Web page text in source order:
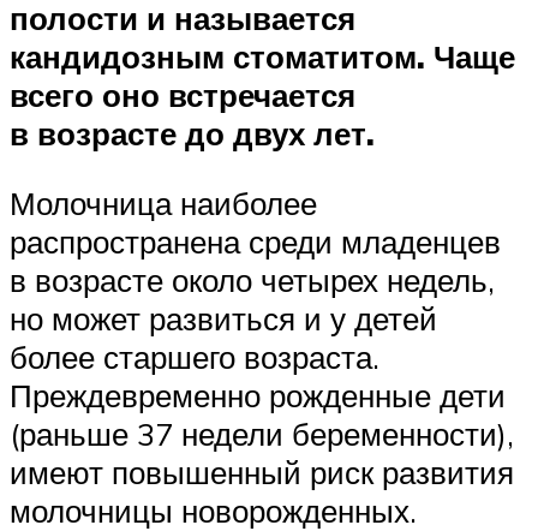
полости и называется
кандидозным стоматитом. Чаще
всего оно встречается
в возрасте до двух лет.
Молочница наиболее
распространена среди младенцев
в возрасте около четырех недель,
но может развиться и у детей
более старшего возраста.
Преждевременно рожденные дети
(раньше 37 недели беременности),
имеют повышенный риск развития
молочницы новорожденных.